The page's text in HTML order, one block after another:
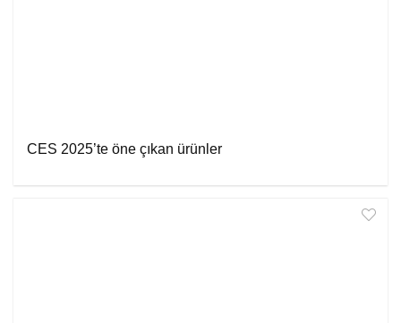
CES 2025’te öne çıkan ürünler